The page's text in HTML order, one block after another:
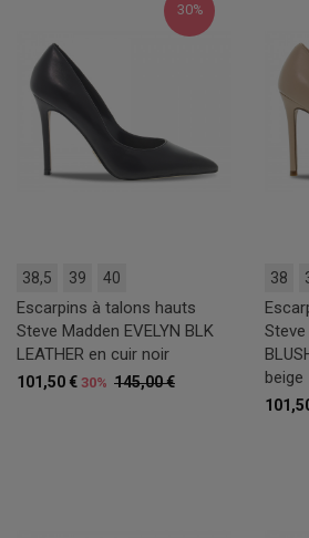
30%
38,5 39 40
Escarpins à talons hauts
Steve Madden EVELYN BLK
LEATHER en cuir noir
145,00 €
101,50 € 30%
38
Steve
beige